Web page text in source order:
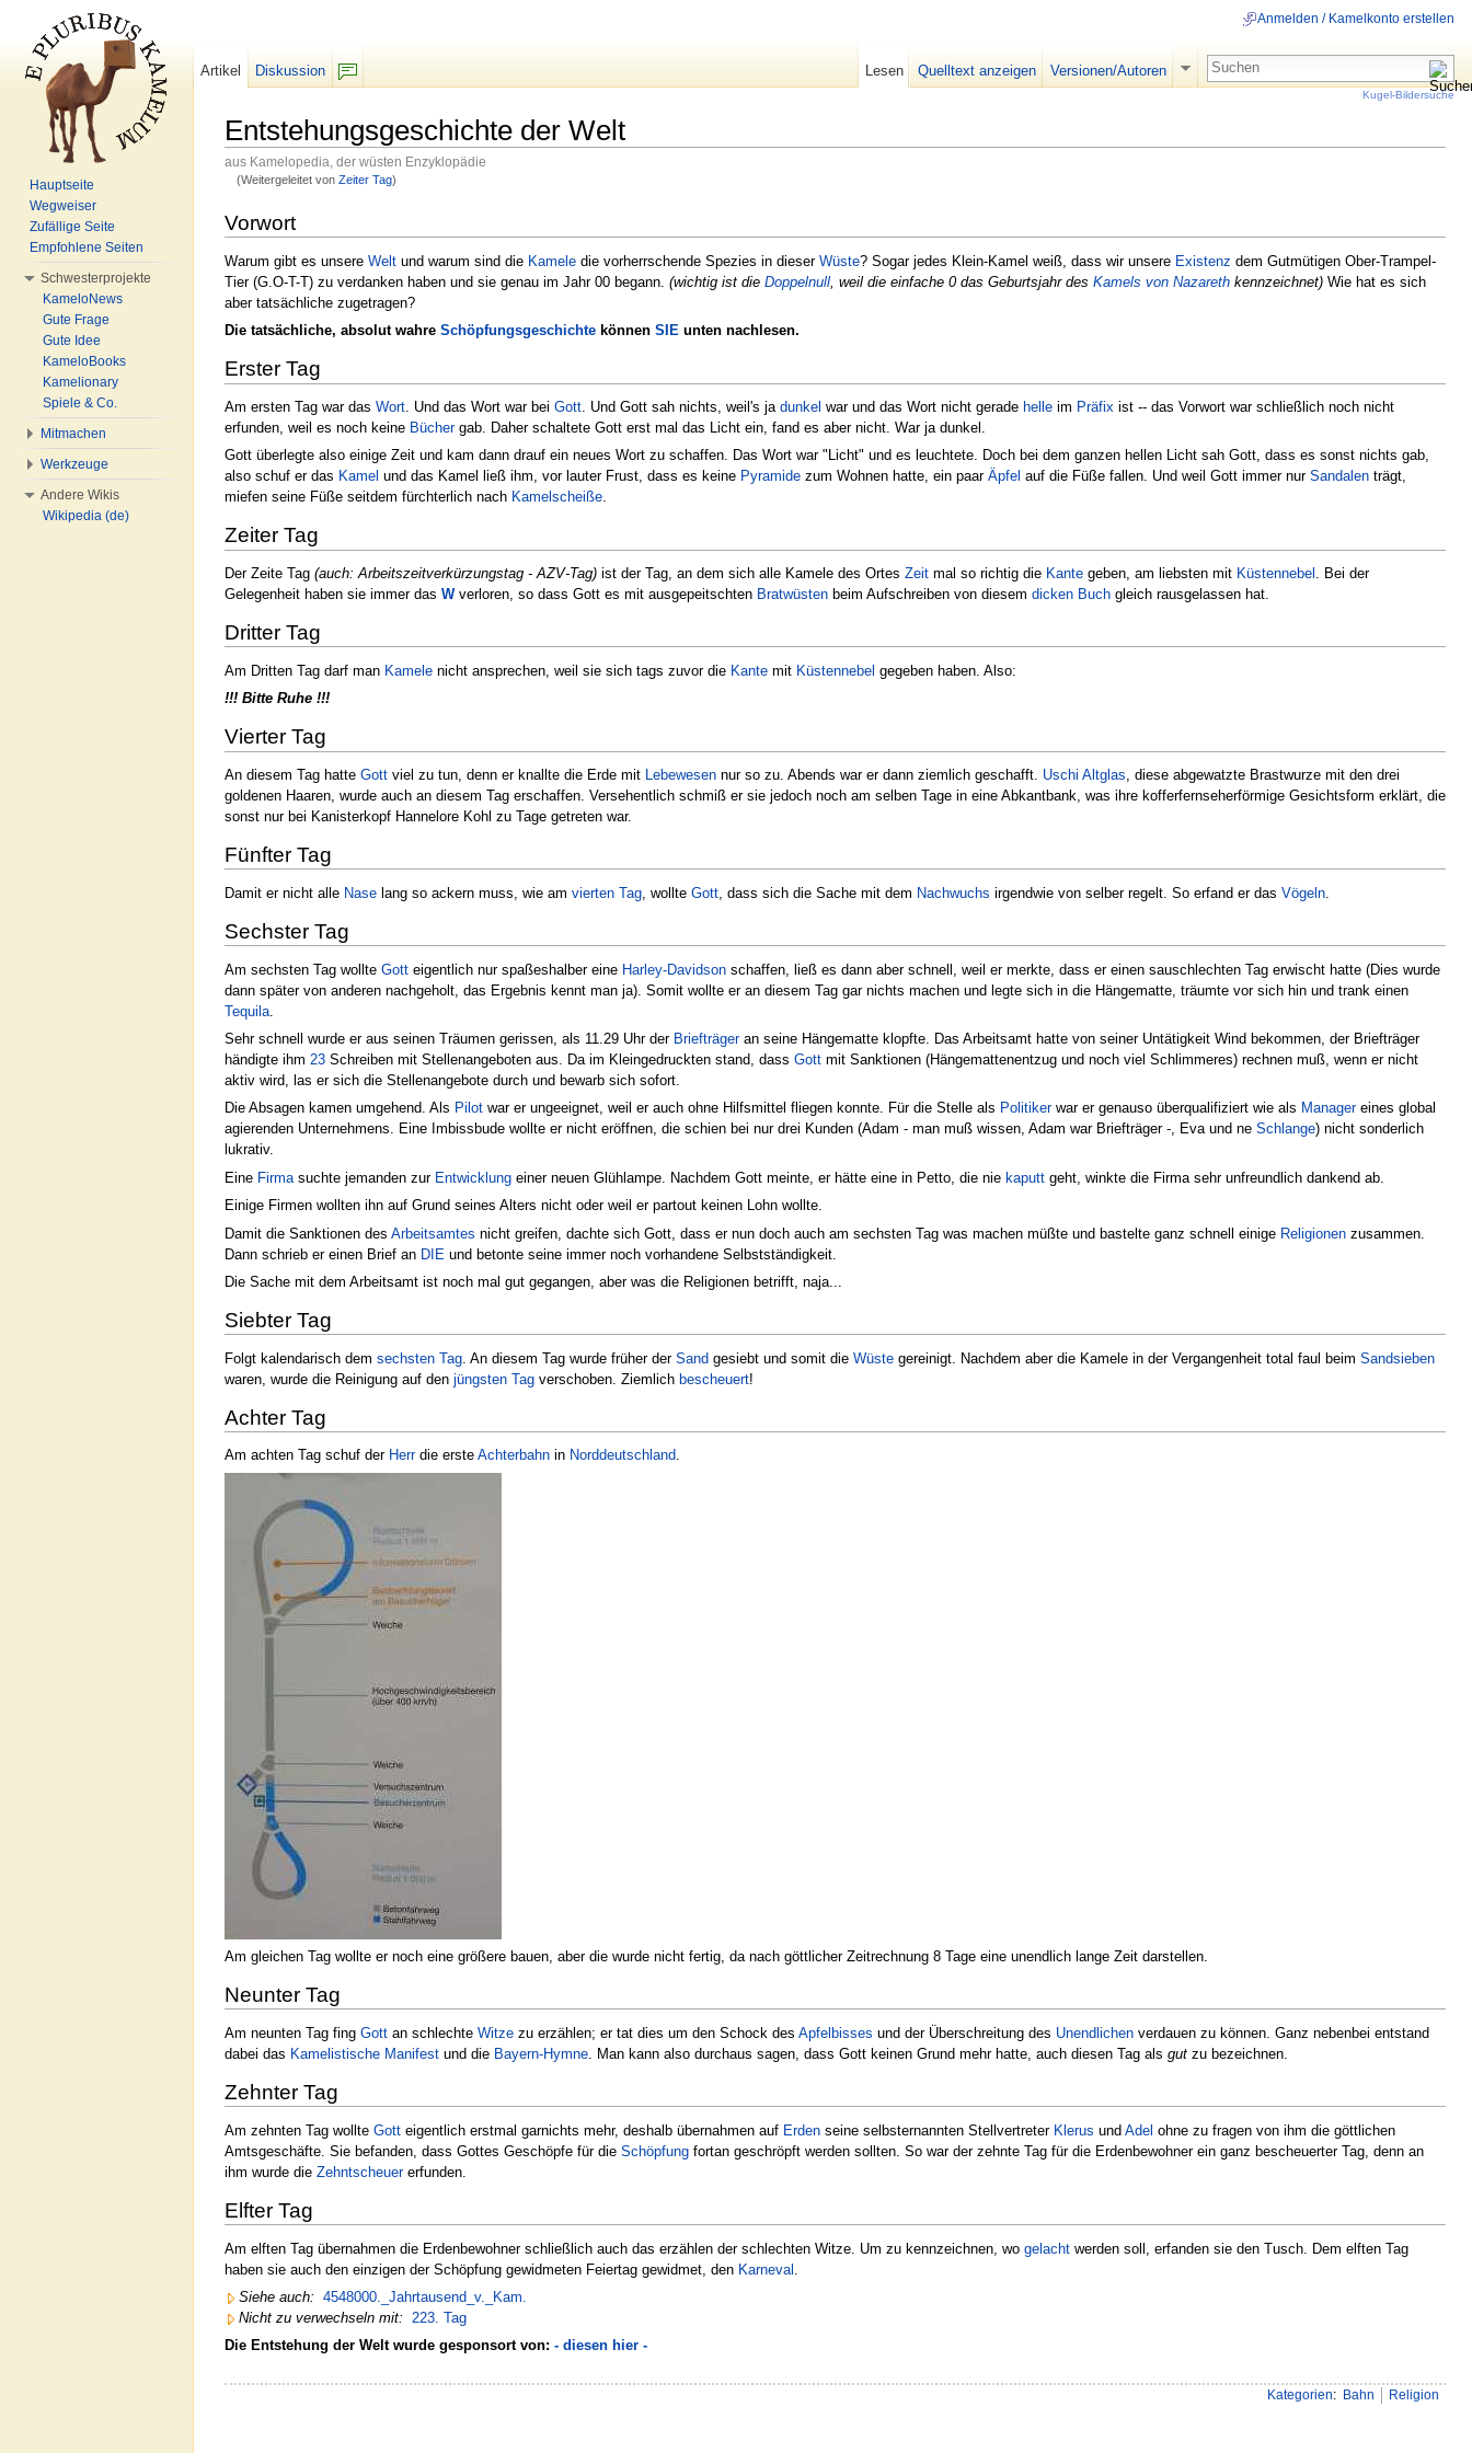
Entstehungsgeschichte der Welt
aus Kamelopedia, der wüsten Enzyklopädie
(Weitergeleitet von Zeiter Tag)
Vorwort
Warum gibt es unsere Welt und warum sind die Kamele die vorherrschende Spezies in dieser Wüste? Sogar jedes Klein-Kamel weiß, dass wir unsere Existenz dem Gutmütigen Ober-Trampel-
Tier (G.O-T-T) zu verdanken haben und sie genau im Jahr 00 begann. (wichtig ist die Doppelnull , weil die einfache 0 das Geburtsjahr des Kamels von Nazareth kennzeichnet) Wie hat es sich
aber tatsächliche zugetragen?
Die tatsächliche, absolut wahre Schöpfungsgeschichte können SIE unten nachlesen.
Erster Tag
Am ersten Tag war das Wort. Und das Wort war bei Gott. Und Gott sah nichts, weil's ja dunkel war und das Wort nicht gerade helle im Präfix ist -- das Vorwort war schließlich noch nicht
erfunden, weil es noch keine Büchergab. Daher schaltete Gott erst mal das Licht ein, fand es aber nicht. War ja dunkel.
Gott überlegte also einige Zeit und kam dann drauf ein neues Wort zu schaffen. Das Wort war "Licht" und es leuchtete. Doch bei dem ganzen hellen Licht sah Gott, dass es sonst nichts gab,
also schuf er das Kamel und das Kamel ließ ihm, vor lauter Frust, dass es keine Pyramide zum Wohnen hatte, ein paar Äpfel auf die Füße fallen. Und weil Gott immer nur Sandalen trägt,
miefen seine Füße seitdem fürchterlich nach Kamelscheiße.
Zeiter Tag
Der Zeite Tag (auch: Arbeitszeitverkürzungstag - AZV-Tag) ist der Tag, an dem sich alle Kamele des Ortes Zeit mal so richtig die Kante geben, am liebsten mit Küstennebel . Bei der
Gelegenheit haben sie immer das Wverloren, so dass Gott es mit ausgepeitschten Bratwüsten beim Aufschreiben von diesem dicken Buch gleich rausgelassen hat.
Dritter Tag
Am Dritten Tag darf man Kamele nicht ansprechen, weil sie sich tags zuvor die Kante mit Küstennebel gegeben haben. Also:
!!! Bitte Ruhe !!!
Vierter Tag
An diesem Tag hatte Gott viel zu tun, denn er knallte die Erde mit Lebewesen nur so zu. Abends war er dann ziemlich geschafft. Uschi Altglas, diese abgewatzte Brastwurze mit den drei
goldenen Haaren, wurde auch an diesem Tag erschaffen. Versehentlich schmiß er sie jedoch noch am selben Tage in eine Abkantbank, was ihre kofferfernseherförmige Gesichtsform erklärt, die
sonst nur bei Kanisterkopf Hannelore Kohl zu Tage getreten war.
Fünfter Tag
Damit er nicht alle Nase lang so ackern muss, wie am vierten Tag , wollte Gott , dass sich die Sache mit dem Nachwuchs irgendwie von selber regelt. So erfand er das Vögeln
Sechster Tag
Am sechsten Tag wollte Gott eigentlich nur spaßeshalber eine Harley-Davidson schaffen, ließ es dann aber schnell, weil er merkte, dass er einen sauschlechten Tag erwischt hatte (Dies wurde
dann später von anderen nachgeholt, das Ergebnis kennt man ja). Somit wollte er an diesem Tag gar nichts machen und legte sich in die Hängematte, träumte vor sich hin und trank einen
Tequila
Sehr schnell wurde er aus seinen Träumen gerissen, als 11.29 Uhr der Briefträgeran seine Hängematte klopfte. Das Arbeitsamt hatte von seiner Untätigkeit Wind bekommen, der Briefträger
händigte ihm 23 Schreiben mit Stellenangeboten aus. Da im Kleingedruckten stand, dass Gott mit Sanktionen (Hängemattenentzug und noch viel Schlimmeres) rechnen muß, wenn er nicht
aktiv wird, las er sich die Stellenangebote durch und bewarb sich sofort.
Die Absagen kamen umgehend. Als Pilot war er ungeeignet, weil er auch ohne Hilfsmittel fliegen konnte. Für die Stelle als Politikerwar er genauso überqualifiziert wie als Managereines global
agierenden Unternehmens. Eine Imbissbude wollte er nicht eröffnen, die schien bei nur drei Kunden (Adam - man muß wissen, Adam war Briefträger -, Eva und ne Schlange) nicht sonderlich
lukrativ.
Eine Firma suchte jemanden zur Entwicklung einer neuen Glühlampe. Nachdem Gott meinte, er hätte eine in Petto, die nie kaputt geht, winkte die Firma sehr unfreundlich dankend ab.
Einige Firmen wollten ihn auf Grund seines Alters nicht oder weil er partout keinen Lohn wollte.
Damit die Sanktionen des Arbeitsamtes nicht greifen, dachte sich Gott, dass er nun doch auch am sechsten Tag was machen müßte und bastelte ganz schnell einige Religionen zusammen.
Dann schrieb er einen Brief an DIE und betonte seine immer noch vorhandene Selbstständigkeit.
Die Sache mit dem Arbeitsamt ist noch mal gut gegangen, aber was die Religionen betrifft, naja...
Siebter Tag
Folgt kalendarisch dem sechsten Tag . An diesem Tag wurde früher der Sand gesiebt und somit die Wüste gereinigt. Nachdem aber die Kamele in der Vergangenheit total faul beim Sandsieben
waren, wurde die Reinigung auf den jüngsten Tag verschoben. Ziemlich bescheuert!
Achter Tag
Am achten Tag schuf der Herrdie erste Achterbahn in Norddeutschland.
Am gleichen Tag wollte er noch eine größere bauen, aber die wurde nicht fertig, da nach göttlicher Zeitrechnung 8 Tage eine unendlich lange Zeit darstellen.
Neunter Tag
Am neunten Tag fing Gott an schlechte Witze zu erzählen; er tat dies um den Schock des Apfelbisses und der Überschreitung des Unendlichen verdauen zu können. Ganz nebenbei entstand
dabei das Kamelistische Manifest und die Bayern-Hymne. Man kann also durchaus sagen, dass Gott keinen Grund mehr hatte, auch diesen Tag als gut zu bezeichnen.
Zehnter Tag
Am zehnten Tag wollte Gott eigentlich erstmal garnichts mehr, deshalb übernahmen auf Erden seine selbsternannten Stellvertreter Klerus und Adel ohne zu fragen von ihm die göttlichen
Amtsgeschäfte. Sie befanden, dass Gottes Geschöpfe für die Schöpfung fortan geschröpft werden sollten. So war der zehnte Tag für die Erdenbewohner ein ganz bescheuerter Tag, denn an
ihm wurde die Zehntscheuererfunden.
Elfter Tag
Am elften Tag übernahmen die Erdenbewohner schließlich auch das erzählen der schlechten Witze. Um zu kennzeichnen, wo gelacht werden soll, erfanden sie den Tusch. Dem elften Tag
haben sie auch den einzigen der Schöpfung gewidmeten Feiertag gewidmet, den Karneval
Siehe auch: 4548000._Jahrtausend_v._Kam.
Nicht zu verwechseln mit:
223. Tag
Die Entstehung der Welt wurde gesponsort von: - diesen hier -
Kategorien: Bahn Religion
Anmelden / Kamelkonto erstellen
Artikel
Diskussion
Lesen Quelltext anzeigen Versionen/Autoren
Kugel-Bildersuche
Hauptseite
Wegweiser
Zufällige Seite
Empfohlene Seiten
Schwesterprojekte
KameloNews
Gute Frage
Gute Idee
KameloBooks
Kamelionary
Spiele & Co.
Mitmachen
Werkzeuge
Andere Wikis
Wikipedia (de)